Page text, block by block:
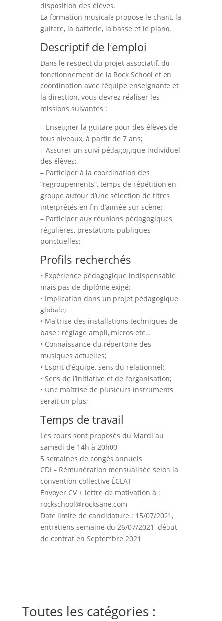
disposition des élèves.
La formation musicale propose le chant, la
guitare, la batterie, la basse et le piano.
Descriptif de l’emploi
Dans le respect du projet associatif, du
fonctionnement de la Rock School et en
coordination avec l’équipe enseignante et
la direction, vous devrez réaliser les
missions suivantes :
– Enseigner la guitare pour des élèves de
tous niveaux, à partir de 7 ans;
– Assurer un suivi pédagogique individuel
des élèves;
– Participer à la coordination des
“regroupements”, temps de répétition en
groupe autour d’une sélection de titres
interprétés en fin d’année sur scène;
– Participer aux réunions pédagogiques
régulières, prestations publiques
ponctuelles;
Profils recherchés
• Expérience pédagogique indispensable
mais pas de diplôme exigé;
• Implication dans un projet pédagogique
globale;
• Maîtrise des installations techniques de
base : réglage ampli, micros etc…
• Connaissance du répertoire des
musiques actuelles;
• Esprit d’équipe, sens du relationnel;
• Sens de l’initiative et de l’organisation;
• Une maîtrise de plusieurs instruments
serait un plus;
Temps de travail
Les cours sont proposés du Mardi au
samedi de 14h à 20h00
5 semaines de congés annuels
CDI – Rémunération mensualisée selon la
convention collective ÉCLAT
Envoyer CV + lettre de motivation à :
rockschool@rocksane.com
Date limite de candidature : 15/07/2021,
entretiens semaine du 26/07/2021, début
de contrat en Septembre 2021
Toutes les catégories :